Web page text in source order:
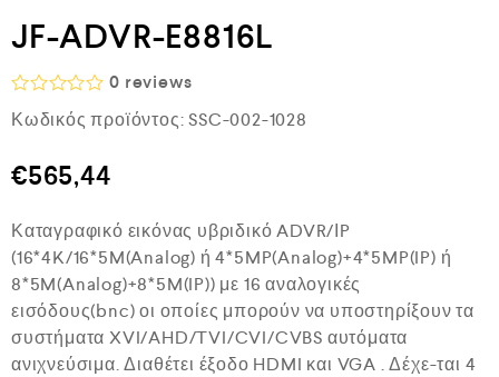
JF-ADVR-E8816L
Β
α
μ
ο
γ
ή
θ
η
κ
ε
μ
ε
0 reviews
Κωδικός προϊόντος: SSC-002-1028
€565,44
Καταγραφικό εικόνας υβριδικό ADVR/ΙP
(16*4K/16*5M(Analog) ή 4*5MP(Analog)+4*5MP(IP) ή
8*5M(Analog)+8*5M(IP)) με 16 αναλογικές
εισόδους(bnc) οι οποίες μπορούν να υποστηρίξουν τα
συστήματα XVI/AHD/TVI/CVI/CVBS αυτόματα
ανιχνεύσιμα. Διαθέτει έξοδο HDMI και VGA . Δέχε-ται 4